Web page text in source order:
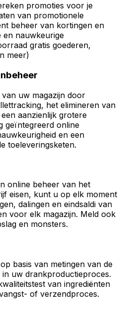
promoties voor je
van promotionele
beheer van kortingen en
en nauwkeurige
gratis goederen,
meer)
uw magazijn door
het elimineren van
aanzienlijk grotere
geïntegreerd online
en een
toeleveringsketen.
online beheer van het
eisen, kunt u op elk moment
dalingen en eindsaldi van
voor elk magazijn. Meld ook
en monsters.
basis van metingen van de
uw drankproductieproces.
van ingrediënten
of verzendproces.